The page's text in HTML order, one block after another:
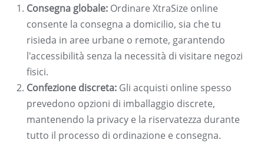
Consegna globale: Ordinare XtraSize online
consente la consegna a domicilio, sia che tu
risieda in aree urbane o remote, garantendo
l'accessibilità senza la necessità di visitare negozi
fisici.
Confezione discreta: Gli acquisti online spesso
prevedono opzioni di imballaggio discrete,
mantenendo la privacy e la riservatezza durante
tutto il processo di ordinazione e consegna.